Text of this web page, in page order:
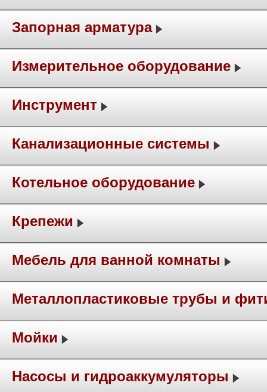
Запорная арматура
Измерительное оборудование
Инструмент
Канализационные системы
Котельное оборудование
Крепежи
Мебель для ванной комнаты
Металлопластиковые трубы и
Мойки
Насосы и гидроаккумуляторы